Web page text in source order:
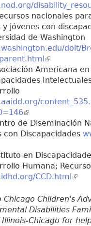
nacionales
y jóvenes con
de Washington
doit/
(link is
Americana en
(link is external)
de Diseminación
con Discapacidades
external)
en
Humana;
CCD.html(link
Chicago Children's
Disabilities
Chicago for